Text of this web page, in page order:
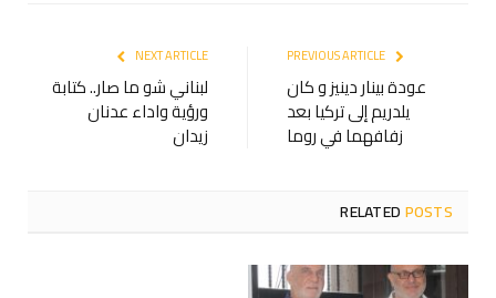
عودة بينار دينيز و كان
يلدريم إلى تركيا بعد
زفافهما في روما
NEXT ARTICLE
لبناني شو ما صار.. كتابة
ورؤية واداء عدنان
زيدان
RELATEDPOSTS